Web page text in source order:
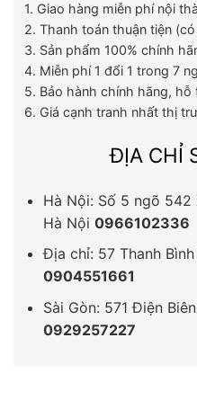
1. Giao hàng miễn phí nội
2. Thanh toán thuận tiện
3. Sản phẩm 100% chính
4. Miễn phí 1 đổi 1 trong 7
5. Bảo hành chính hãng, hỗ
6. Giá cạnh tranh nhất thị
ĐỊA CHỈ
Hà Nội: Số 5 ngõ 542
Hà Nội 0966102336
Địa chỉ: 57 Thanh
0904551661
Sài Gòn: 571 Điện
0929257227